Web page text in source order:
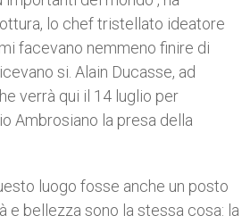
lo chef tristellato ideatore
facevano nemmeno finire di
si. Alain Ducasse, ad
verrà qui il 14 luglio per
Ambrosiano la presa della
luogo fosse anche un posto
e bellezza sono la stessa cosa: la